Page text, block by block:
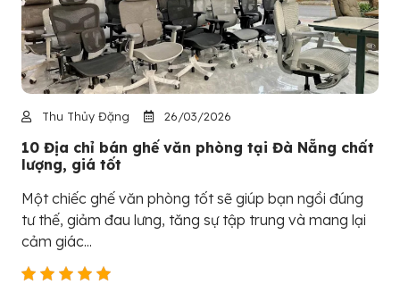
Thu Thủy Đặng 26/03/2026
10 Địa chỉ bán ghế văn phòng tại Đà Nẵng chất
lượng, giá tốt
Một chiếc ghế văn phòng tốt sẽ giúp bạn ngồi đúng
tư thế, giảm đau lưng, tăng sự tập trung và mang lại
cảm giác...